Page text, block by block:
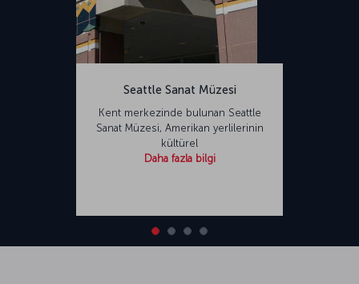
Seattle Sanat Müzesi
Kent merkezinde bulunan Seattle
Sanat Müzesi, Amerikan yerlilerinin
kültürel
Daha fazla bilgi